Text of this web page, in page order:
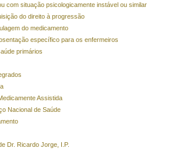
com situação psicologicamente instável ou similar
do direito à progressão
do medicamento
específico para os enfermeiros
primários
Assistida
Nacional de Saúde
Dr. Ricardo Jorge, I.P.